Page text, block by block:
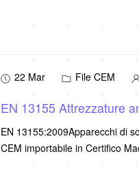
22 Mar File CEM
EN 13155 Attrezzature
EN 13155:2009Apparecchi di
CEM importabile in Certifico